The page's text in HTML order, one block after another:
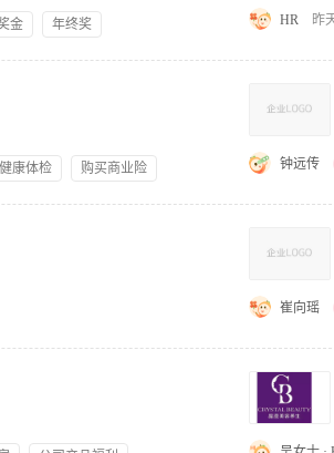
金
年终奖
HR 昨
存管理工作，确保顾客在舒适、整洁的环境中享受服
括产品知识、销售技巧、客户服务等，提高员工综合
各类促销活动与客户回馈活动，提升客户满意度与忠
通、协作能力；具有较强的门店营运能力、良好的组
能够以身作则，激励员工。
健康体检
购买商业险
钟远传
。 2、2年以上大型美容连锁机构（年营业额10亿以上
崔向瑶